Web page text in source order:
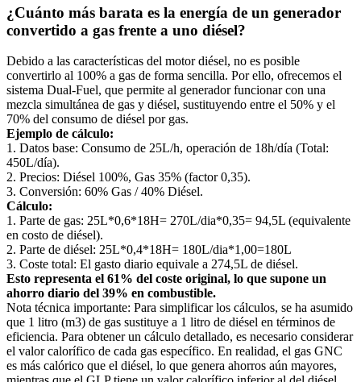
¿Cuánto más barata es la energía de un generador
convertido a gas frente a uno diésel?
Debido a las características del motor diésel, no es posible
convertirlo al 100% a gas de forma sencilla. Por ello, ofrecemos el
sistema Dual-Fuel, que permite al generador funcionar con una
mezcla simultánea de gas y diésel, sustituyendo entre el 50% y el
70% del consumo de diésel por gas.
Ejemplo de cálculo:
1. Datos base: Consumo de 25L/h, operación de 18h/día (Total:
450L/día).
2. Precios: Diésel 100%, Gas 35% (factor 0,35).
3. Conversión: 60% Gas / 40% Diésel.
Cálculo:
1. Parte de gas: 25L*0,6*18H= 270L/dia*0,35= 94,5L (equivalente
en costo de diésel).
2. Parte de diésel: 25L*0,4*18H= 180L/dia*1,00=180L
3. Coste total: El gasto diario equivale a 274,5L de diésel.
Esto representa el 61% del coste original, lo que supone un
ahorro diario del 39% en combustible.
Nota técnica importante: Para simplificar los cálculos, se ha asumido
que 1 litro (m3) de gas sustituye a 1 litro de diésel en términos de
eficiencia. Para obtener un cálculo detallado, es necesario considerar
el valor calorífico de cada gas específico. En realidad, el gas GNC
es más calórico que el diésel, lo que genera ahorros aún mayores,